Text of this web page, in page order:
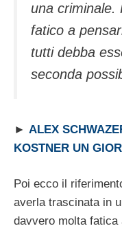
una
fatico a
tutti debba
seconda
► ALEX
KOSTNER UN
Poi ecco il
averla trascinata in
davvero molta fatica